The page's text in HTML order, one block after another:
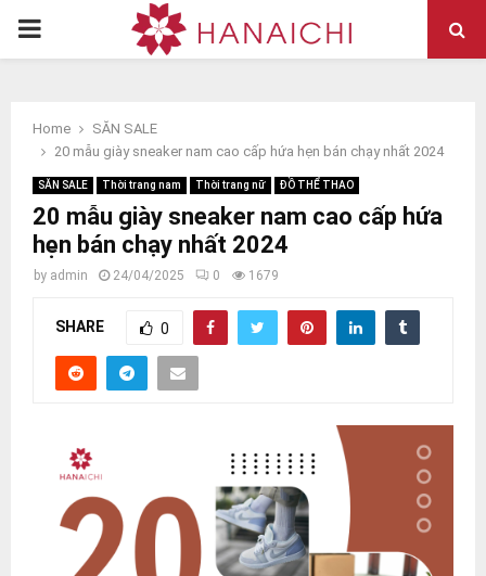
PRIMARY
Home
SĂN SALE
20 mẫu giày sneaker nam cao cấp hứa hẹn bán chạy nhất 2024
SĂN SALE Thời trang nam Thời trang nữ ĐỒ THỂ THAO
20 mẫu giày sneaker nam cao cấp hứa
hẹn bán chạy nhất 2024
by admin 24/04/2025 0 1679
SHARE 0